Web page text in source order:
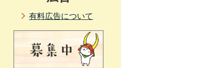
有料広告について